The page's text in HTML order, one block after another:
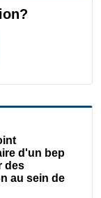
d'un bep
des
au sein de